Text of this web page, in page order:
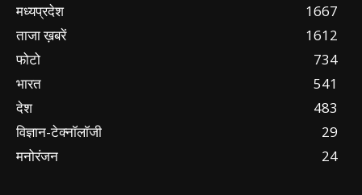
मध्यप्रदेश
1667
ताजा ख़बरें
1612
फोटो
734
भारत
541
देश
483
विज्ञान-टेक्नॉलॉजी
29
मनोरंजन
24